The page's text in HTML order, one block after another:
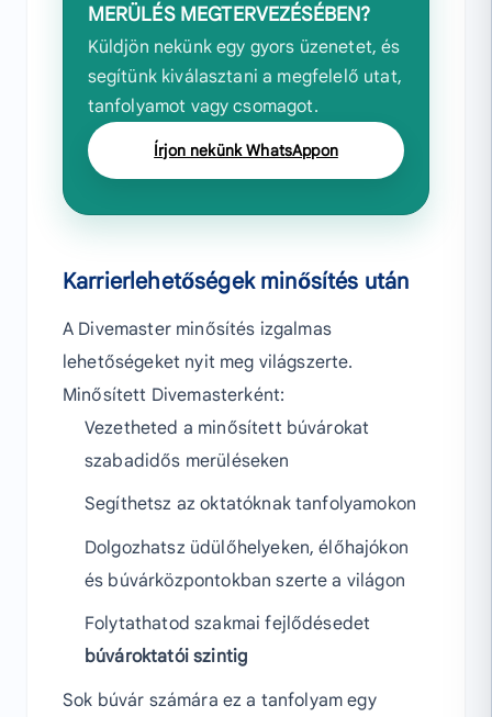
MERÜLÉS MEGTERVEZÉSÉBEN?
Küldjön nekünk egy gyors üzenetet, és
segítünk kiválasztani a megfelelő utat,
tanfolyamot vagy csomagot.
Írjon nekünk WhatsAppon
Karrierlehetőségek minősítés után
A Divemaster minősítés izgalmas
lehetőségeket nyit meg világszerte.
Minősített Divemasterként:
Vezetheted a minősített búvárokat
szabadidős merüléseken
Segíthetsz az oktatóknak tanfolyamokon
Dolgozhatsz üdülőhelyeken, élőhajókon
és búvárközpontokban szerte a világon
Folytathatod szakmai fejlődésedet
búvároktatói szintig
Sok búvár számára ez a tanfolyam egy